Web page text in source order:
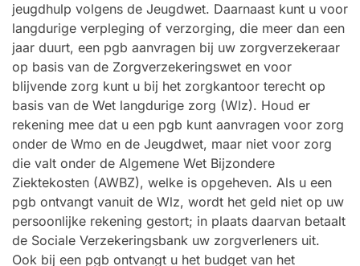
jeugdhulp volgens de Jeugdwet. Daarnaast kunt u voor
langdurige verpleging of verzorging, die meer dan een
jaar duurt, een pgb aanvragen bij uw zorgverzekeraar
op basis van de Zorgverzekeringswet en voor
blijvende zorg kunt u bij het zorgkantoor terecht op
basis van de Wet langdurige zorg (Wlz). Houd er
rekening mee dat u een pgb kunt aanvragen voor zorg
onder de Wmo en de Jeugdwet, maar niet voor zorg
die valt onder de Algemene Wet Bijzondere
Ziektekosten (AWBZ), welke is opgeheven. Als u een
pgb ontvangt vanuit de Wlz, wordt het geld niet op uw
persoonlijke rekening gestort; in plaats daarvan betaalt
de Sociale Verzekeringsbank uw zorgverleners uit.
Ook bij een pgb ontvangt u het budget van het